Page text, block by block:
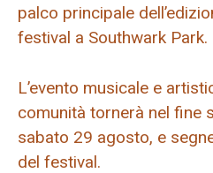
palco principale
festival a Southwark Park.
L’evento musicale e
comunità tornerà nel fine
sabato 29 agosto, e
del festival.